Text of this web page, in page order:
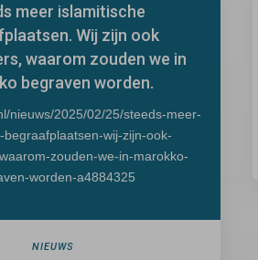
meer islamitische
Wij zijn ook
waarom zouden we in
begraven worden.
nieuws/2025/02/25/steeds-meer-
begraafplaatsen-wij-zijn-ook-
zouden-we-in-marokko-
worden-a4884325
NIEUWS